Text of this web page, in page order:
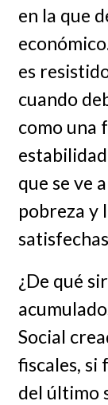
en la que
es
cuando
como una
que se ve
pobreza y
¿De qué
Social
fiscales, si
del último